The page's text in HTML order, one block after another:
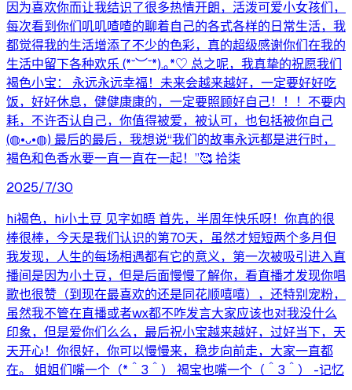
因为喜欢你而让我结识了很多热情开朗，活泼可爱小女孩们，
每次看到你们叽叽喳喳的聊着自己的各式各样的日常生活，我
都觉得我的生活增添了不少的色彩，真的超级感谢你们在我的
生活中留下各种欢乐 (*˘︶˘*).｡*♡ 总之呢，我真挚的祝愿我们
褐色小宝： 永远永远幸福！未来会越来越好，一定要好好吃
饭，好好休息，健健康康的，一定要照顾好自己！！！不要内
耗，不许否认自己，你值得被爱，被认可，也包括被你自己
(◍•ᴗ•◍) 最后的最后，我想说“我们的故事永远都是进行时，
褐色和色香水要一直一直在一起！”🥰 拾柒
2025/7/30
hi褐色，hi小土豆 见字如晤 首先，半周年快乐呀！你真的很
棒很棒，今天是我们认识的第70天，虽然才短短两个多月但
我发现，人生的每场相遇都有它的意义，第一次被吸引进入直
播间是因为小土豆，但是后面慢慢了解你，看直播才发现你唱
歌也很赞（到现在最喜欢的还是同花顺嘻嘻），还特别宠粉，
虽然我不管在直播或者wx都不咋发言大家应该也对我没什么
印象，但是爱你们么么，最后祝小宝越来越好，过好当下，天
天开心！你很好，你可以慢慢来，稳步向前走，大家一直都
在。 姐姐们嘴一个（*＾3＾） 褐宝也嘴一个（＾3＾） -记忆